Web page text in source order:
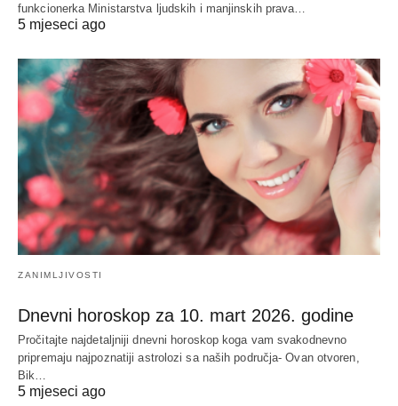
funkcionerka Ministarstva ljudskih i manjinskih prava…
5 mjeseci ago
ZANIMLJIVOSTI
Dnevni horoskop za 10. mart 2026. godine
Pročitajte najdetaljniji dnevni horoskop koga vam svakodnevno
pripremaju najpoznatiji astrolozi sa naših područja- Ovan otvoren,
Bik…
5 mjeseci ago